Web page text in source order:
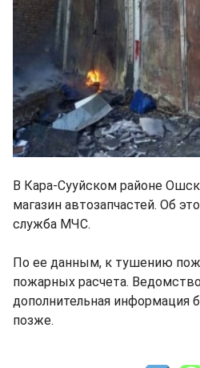
В Кара-Сууйском районе
магазин автозапчастей. Об
служба МЧС.
По ее данным, к тушению
пожарных расчета.
дополнительная информация
позже.